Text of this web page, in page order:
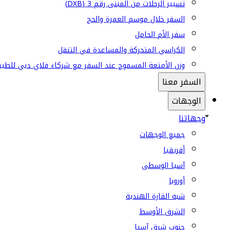
تسيير الرحلات من المبنى رقم 3 (DXB)
السفر خلال موسم العمرة والحج
سفر الأم الحامل
الكراسي المتحركة والمساعدة في التنقل
وزن الأمتعة المسموح عند السفر مع شركاء فلاي دبي
السفر معنا
الوجهات
وجهاتنا
جميع الوجهات
أفريقيا
آسيا الوسطى
أوروبا
شبه القارة الهندية
الشرق الأوسط
جنوب شرق آسيا